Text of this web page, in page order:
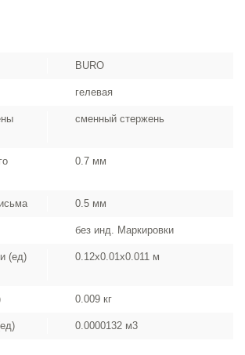
BURO
гелевая
сменный стержень
0.7 мм
0.5 мм
без инд. Маркировки
(ед)
0.12x0.01x0.011 м
0.009 кг
0.0000132 м3